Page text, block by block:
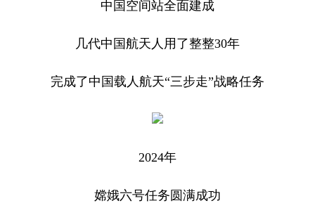
中国空间站全面建成
几代中国航天人用了整整30年
完成了中国载人航天“三步走”战略任务
2024年
嫦娥六号任务圆满成功